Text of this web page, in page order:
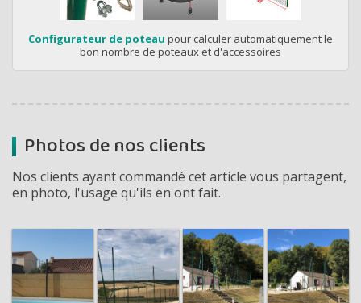
Configurateur de poteau pour calculer automatiquement le
bon nombre de poteaux et d'accessoires
Photos de nos clients
Nos clients ayant commandé cet article vous partagent,
en photo, l'usage qu'ils en ont fait.